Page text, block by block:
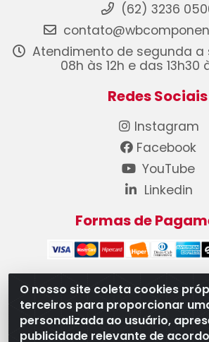
O nosso site coleta cookies
terceiros para proporcionar
personalizada ao usuário,
publicidade relevante de
(62) 3236
Atendimento de segunda
08h às 12h e das 13h30
Redes Sociais
Instagram
Facebook
YouTube
Linkedin
Formas de
WB Componentes Automotivos
08.528.393/0001-12 - Rua do
Oeste Industrial, Goiânia/GO -